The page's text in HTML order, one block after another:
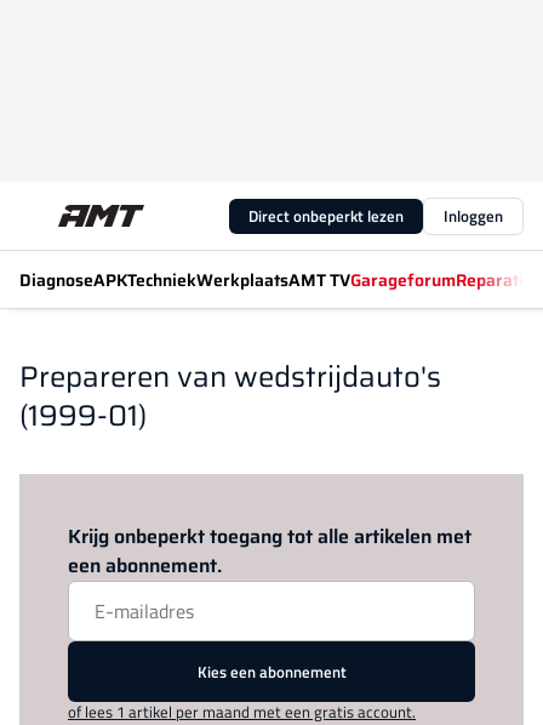
Direct onbeperkt lezen Inloggen
DiagnoseAPKTechniekWerkplaatsAMT TVGarageforum
Prepareren van wedstrijdauto's
(1999-01)
Krijg onbeperkt toegang tot alle artikelen met
een abonnement.
Kies een abonnement
of lees 1 artikel per maand met een gratis account.